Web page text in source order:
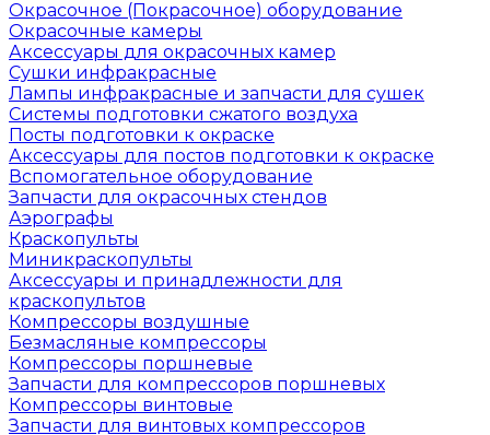
Окрасочное (Покрасочное) оборудование
Окрасочные камеры
Аксессуары для окрасочных камер
Сушки инфракрасные
Лампы инфракрасные и запчасти для сушек
Системы подготовки сжатого воздуха
Посты подготовки к окраске
Аксессуары для постов подготовки к окраске
Вспомогательное оборудование
Запчасти для окрасочных стендов
Аэрографы
Краскопульты
Миникраскопульты
Аксессуары и принадлежности для
краскопультов
Компрессоры воздушные
Безмасляные компрессоры
Компрессоры поршневые
Запчасти для компрессоров поршневых
Компрессоры винтовые
Запчасти для винтовых компрессоров